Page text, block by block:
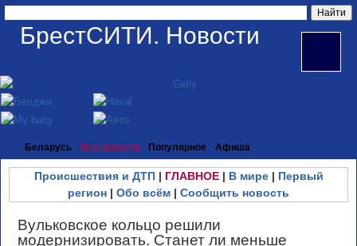
БрестСИТИ. Новости
Беларусь Все новости Популярное Афиша
Происшествия и ДТП| ГЛАВНОЕ| В мире| Первый
регион | Обо всём | Сообщить новость
Вульковское кольцо решили
модернизировать. Станет ли меньше